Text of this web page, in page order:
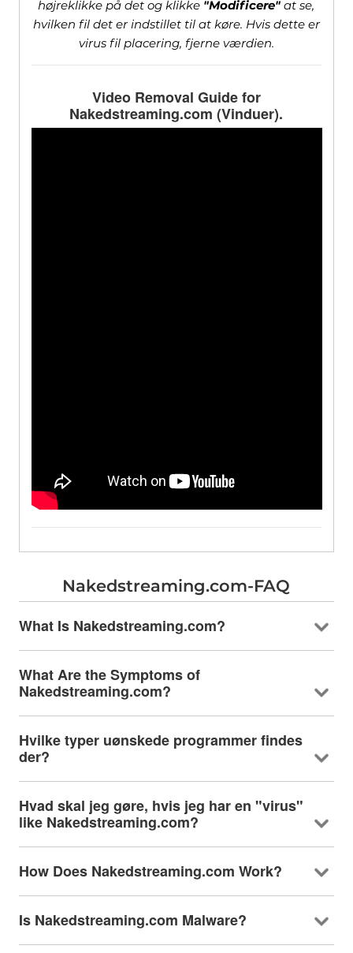
højreklikke på det og klikke "Modificere" at se,
hvilken fil det er indstillet til at køre. Hvis dette er
virus fil placering, fjerne værdien.
Video Removal Guide for
Nakedstreaming.com (Vinduer).
Nakedstreaming.com-FAQ
What Is Nakedstreaming.com?
What Are the Symptoms of
Nakedstreaming.com?
Hvilke typer uønskede programmer findes
der?
Hvad skal jeg gøre, hvis jeg har en "virus"
like Nakedstreaming.com?
How Does Nakedstreaming.com Work?
Is Nakedstreaming.com Malware?